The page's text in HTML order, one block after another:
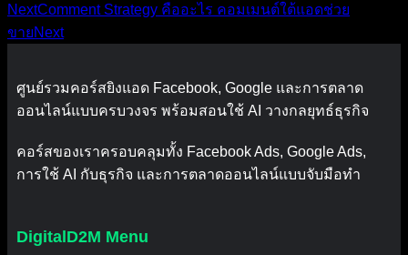
NextComment Strategy คืออะไร คอมเมนต์ใต้แอดช่วย
ขายNext
ศูนย์รวมคอร์สยิงแอด Facebook, Google และการตลาด
ออนไลน์แบบครบวงจร พร้อมสอนใช้ AI วางกลยุทธ์ธุรกิจ
คอร์สของเราครอบคลุมทั้ง Facebook Ads, Google Ads,
การใช้ AI กับธุรกิจ และการตลาดออนไลน์แบบจับมือทำ
DigitalD2M Menu